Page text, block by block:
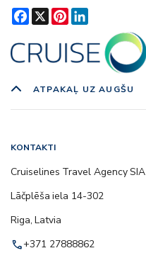
Facebook
X Pinterest
ATPAKAĻ UZ AUGŠU
KONTAKTI
Cruiselines Travel Agency SIA
Lāčplēša iela 14-302
Riga, Latvia
call+371 27888862